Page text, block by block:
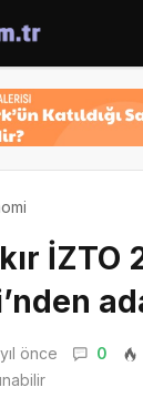
İZTO
önce 0